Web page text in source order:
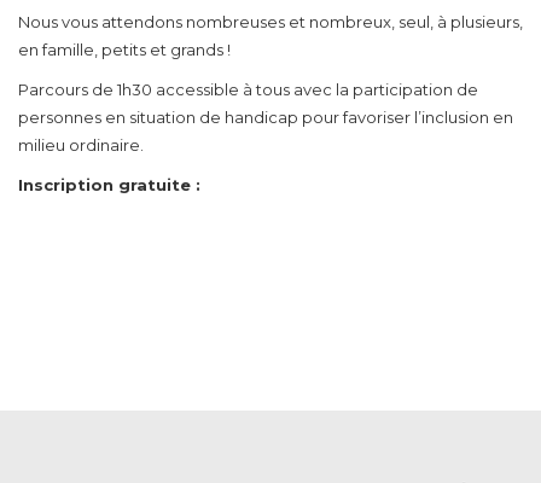
Nous vous attendons nombreuses et nombreux, seul, à plusieurs,
en famille, petits et grands !
Parcours de 1h30 accessible à tous avec la participation de
personnes en situation de handicap pour favoriser l’inclusion en
milieu ordinaire.
Inscription gratuite :